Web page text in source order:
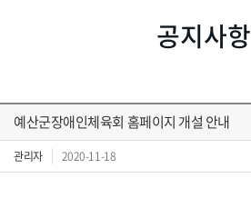
공지사항
예산군장애인체육회 홈페이지 개설 안내
관리자 2020-11-18